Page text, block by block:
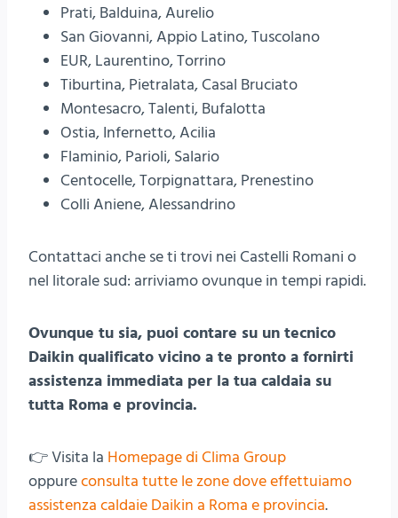
Prati, Balduina, Aurelio
San Giovanni, Appio Latino, Tuscolano
EUR, Laurentino, Torrino
Tiburtina, Pietralata, Casal Bruciato
Montesacro, Talenti, Bufalotta
Ostia, Infernetto, Acilia
Flaminio, Parioli, Salario
Centocelle, Torpignattara, Prenestino
Colli Aniene, Alessandrino
Contattaci anche se ti trovi nei Castelli Romani o
nel litorale sud: arriviamo ovunque in tempi rapidi.
Ovunque tu sia, puoi contare su un tecnico
Daikin qualificato vicino a te pronto a fornirti
assistenza immediata per la tua caldaia su
tutta Roma e provincia.
👉 Visita la Homepage di Clima Group
oppureconsulta tutte le zone dove effettuiamo
assistenza caldaie Daikin a Roma e provincia.